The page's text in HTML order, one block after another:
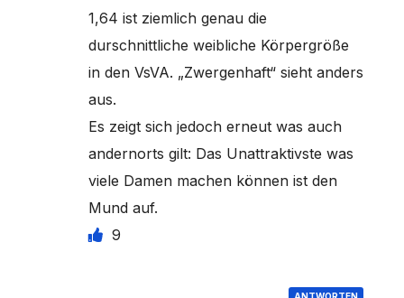
1,64 ist ziemlich genau die
durschnittliche weibliche Körpergröße
in den VsVA. „Zwergenhaft“ sieht anders
aus.
Es zeigt sich jedoch erneut was auch
andernorts gilt: Das Unattraktivste was
viele Damen machen können ist den
Mund auf.
9